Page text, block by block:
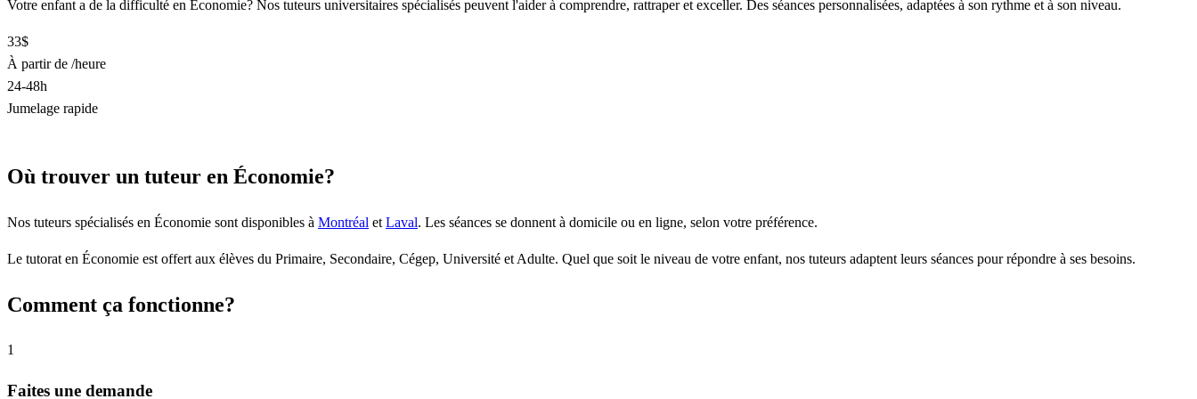
Votre enfant a de la difficulté en Économie? Nos tuteurs universitaires spécialisés peuvent l'aider à comprendre, rattraper et exceller. Des séances personnalisées, adaptées à son rythme et à son niveau.
33$
À partir de /heure
24-48h
Jumelage rapide
Où trouver un tuteur en Économie?
Nos tuteurs spécialisés en Économie sont disponibles à Montréal et Laval. Les séances se donnent à domicile ou en ligne, selon votre préférence.
Le tutorat en Économie est offert aux élèves du Primaire, Secondaire, Cégep, Université et Adulte. Quel que soit le niveau de votre enfant, nos tuteurs adaptent leurs séances pour répondre à ses besoins.
Comment ça fonctionne?
1
Faites une demande